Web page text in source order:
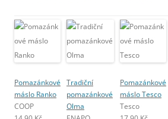
Pomazánkové
máslo Ranko
COOP
Tradiční
pomazánkové
Olma
Pomazánkové
máslo Tesco
Tesco